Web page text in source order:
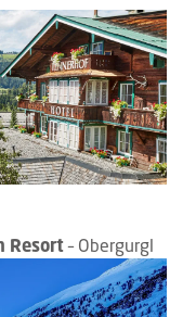
Resort– Obergurgl